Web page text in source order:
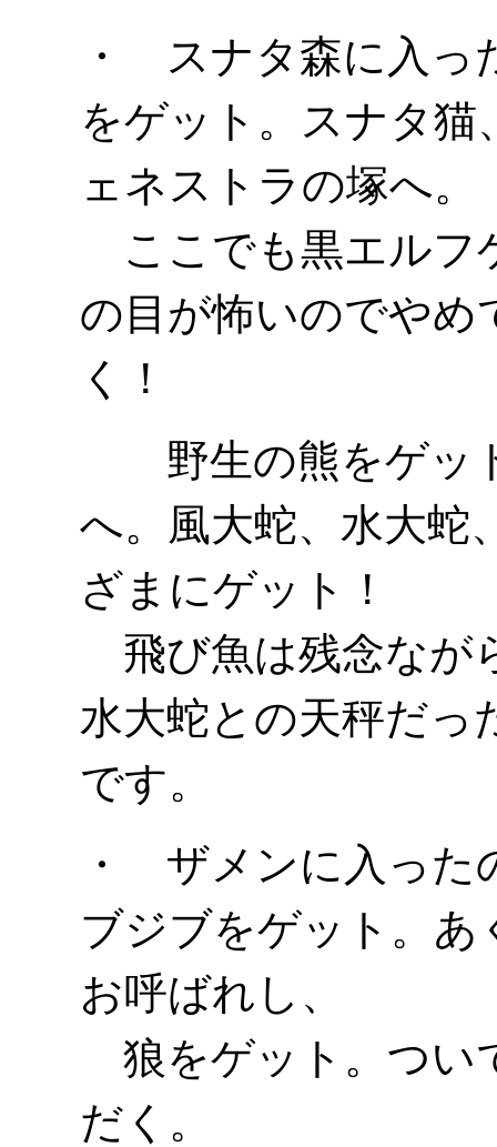
・ スナタ森に入っ
をゲット。スナタ
ェネストラの塚へ。
ここでも黒エル
の目が怖いのでやめ
く！
野生の熊をゲッ
へ。風大蛇、水大蛇
ざまにゲット！
飛び魚は残念なが
水大蛇との天秤だっ
です。
・ ザメンに入った
ブジブをゲット。
お呼ばれし、
狼をゲット。つい
だく。